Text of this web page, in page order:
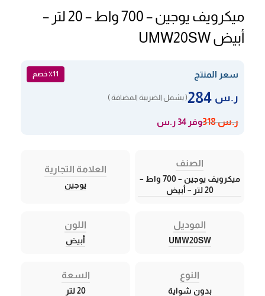
ميكرويف يوجين – 700 واط – 20 لتر –
أبيض UMW20SW
سعر المنتج ٪11 خصم
ر.س ( يشمل الضريبة المضافة )
ر.س318 وفر 34 ر.س
الصنف
ميكرويف يوجين – 700 واط –
20 لتر – أبيض
العلامة التجارية
يوجين
الموديل
UMW20SW
اللون
أبيض
النوع
بدون شواية
السعة
20 لتر